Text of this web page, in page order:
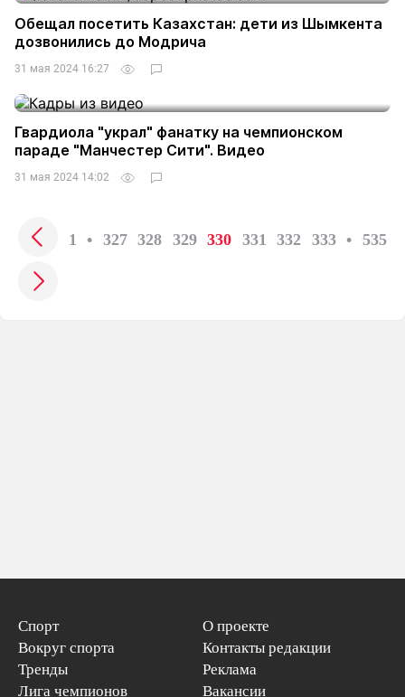
Обещал посетить Казахстан: дети из Шымкента
дозвонились до Модрича
31 мая 2024 16:27
Гвардиола "украл" фанатку на чемпионском
параде "Манчестер Сити". Видео
31 мая 2024 14:02
1 • 327 328 329 330 331 332 333 • 535
Спорт
Вокруг спорта
Тренды
Лига чемпионов
О проекте
Контакты редакции
Реклама
Вакансии